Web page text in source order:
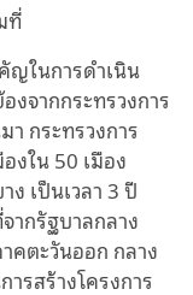
ที่
ญในการดำเนิน
งจากกระทรวงการ
กระทรวงการ
งใน 50 เมือง
เป็นเวลา 3 ปี
ากรัฐบาลกลาง
คตะวันออก กลาง
รสร้างโครงการ